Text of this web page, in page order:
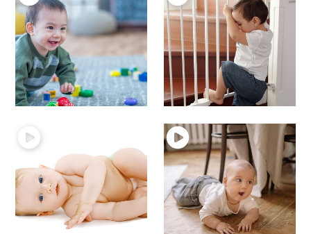
18 – bébé se déplace
à 4 pattes
Motricité du bébé
19 – Les escaliers et
bébé
Motricité du bébé
17 – Les positions à
15 – Bébé rampe
Motricité du bébé